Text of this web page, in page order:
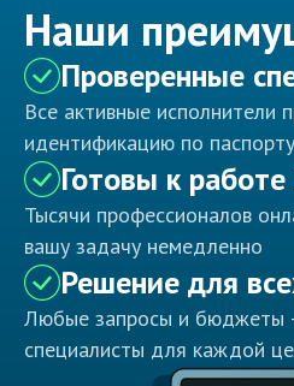
Наши
Проверенные
Все активные исполнители
идентификацию по паспорту
Готовы к
Тысячи профессионалов
вашу задачу немедленно
Решение для
Любые запросы и бюджеты
специалисты для каждой